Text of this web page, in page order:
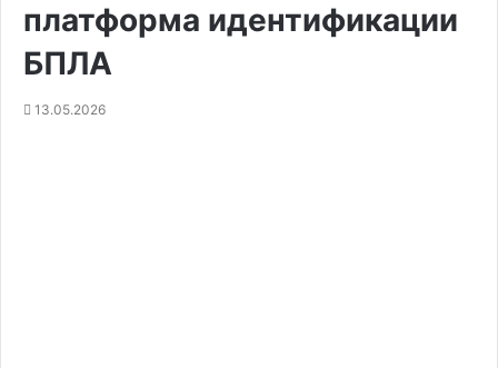
платформа идентификации
БПЛА
13.05.2026